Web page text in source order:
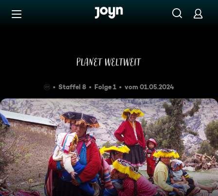
Zum Inhalt springen
Staffel 8 Folge 1 vom 01.05.2024